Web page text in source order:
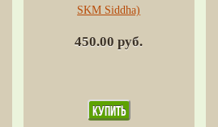
SKM Siddha)
450.00 руб.